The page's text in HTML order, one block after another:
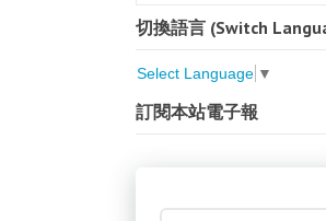
切換語言 (Switch
Select Language ▼
訂閱本站電子報